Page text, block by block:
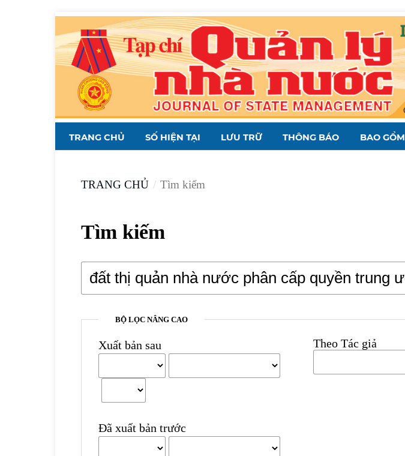
TRANG CHỦ SỐ HIỆN TẠI LƯU TRỮ THÔNG BÁO BAO GỒM
TRANG CHỦ / Tìm kiếm
Tìm kiếm
BỘ LỌC NÂNG CAO
Xuất bản sau
Đã xuất bản trước
Theo Tác giả